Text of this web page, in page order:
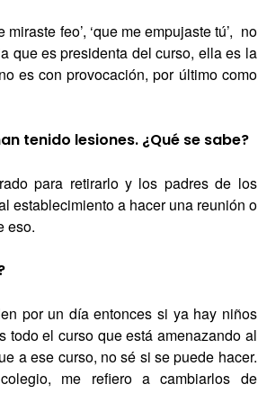
feo’, ‘que me empujaste tú’, no
que es presidenta del curso, ella es la
es con provocación, por último como
tenido lesiones. ¿Qué se sabe?
para retirarlo y los padres de los
establecimiento a hacer una reunión o
eso.
por un día entonces si ya hay niños
todo el curso que está amenazando al
a ese curso, no sé si se puede hacer.
me refiero a cambiarlos de